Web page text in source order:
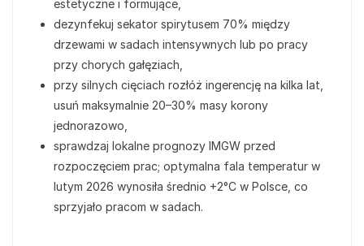
estetyczne i formujące,
dezynfekuj sekator spirytusem 70% między
drzewami w sadach intensywnych lub po pracy
przy chorych gałęziach,
przy silnych cięciach rozłóż ingerencję na kilka lat,
usuń maksymalnie 20–30% masy korony
jednorazowo,
sprawdzaj lokalne prognozy IMGW przed
rozpoczęciem prac; optymalna fala temperatur w
lutym 2026 wynosiła średnio +2°C w Polsce, co
sprzyjało pracom w sadach.